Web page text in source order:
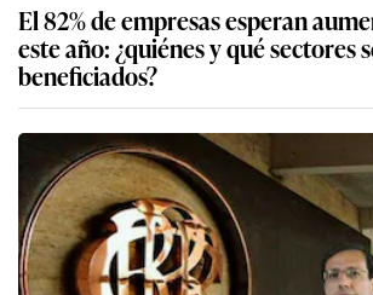
El 82% de empresas esperan
este año: ¿quiénes y qué sectores
beneficiados?